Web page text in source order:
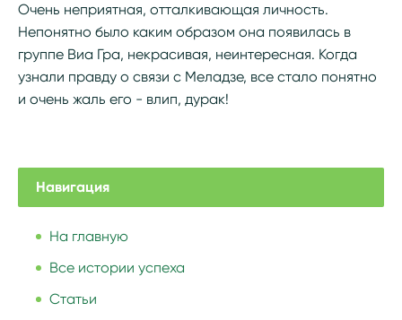
Очень неприятная, отталкивающая личность.
Непонятно было каким образом она появилась в
группе Виа Гра, некрасивая, неинтересная. Когда
узнали правду о связи с Меладзе, все стало понятно
и очень жаль его - влип, дурак!
Навигация
На главную
Все истории успеха
Статьи